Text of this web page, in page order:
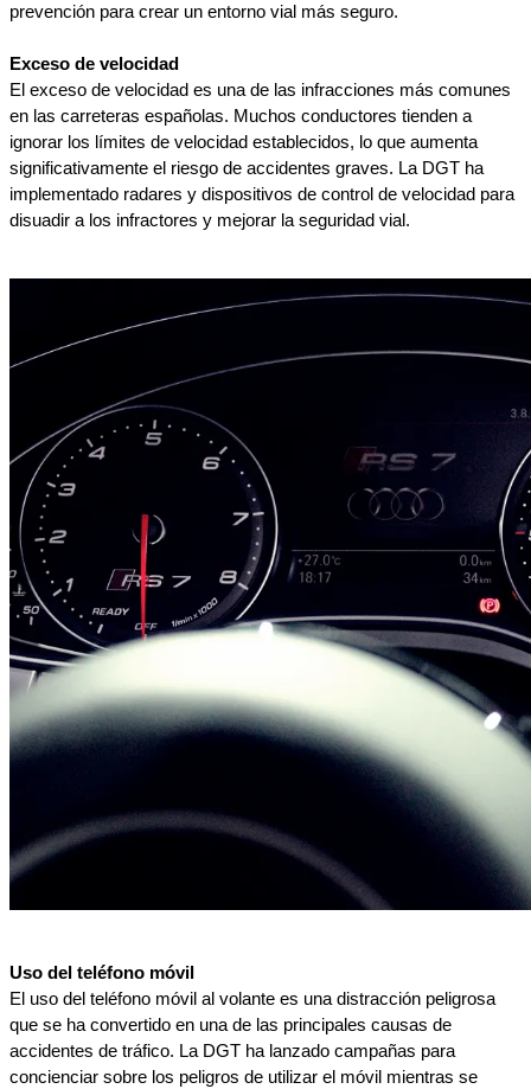
prevención para crear un entorno vial más seguro.
Exceso de velocidad
El exceso de velocidad es una de las infracciones más comunes
en las carreteras españolas. Muchos conductores tienden a
ignorar los límites de velocidad establecidos, lo que aumenta
significativamente el riesgo de accidentes graves. La DGT ha
implementado radares y dispositivos de control de velocidad para
disuadir a los infractores y mejorar la seguridad vial.
Uso del teléfono móvil
El uso del teléfono móvil al volante es una distracción peligrosa
que se ha convertido en una de las principales causas de
accidentes de tráfico. La DGT ha lanzado campañas para
concienciar sobre los peligros de utilizar el móvil mientras se